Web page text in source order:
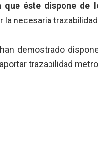
éste dispone de
la necesaria
demostrado
trazabilidad